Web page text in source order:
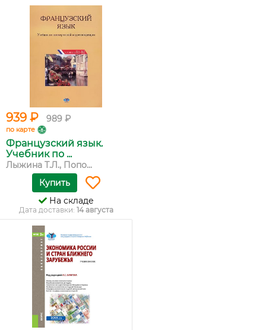
939 ₽ 989 ₽
по карте
Французский язык.
Учебник по ...
Лыжина Т.Л., Попо...
Купить
На складе
Дата доставки: 14 августа